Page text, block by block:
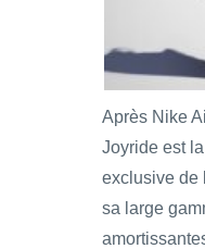
Après Nike
Joyride est
exclusive de
sa large